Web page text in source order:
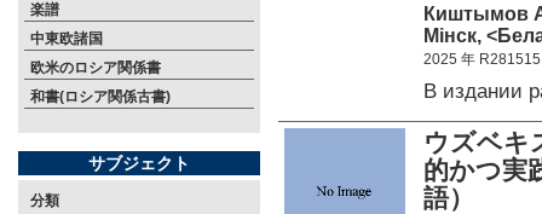
楽譜
中東欧諸国
欧米のロシア関係書
和書(ロシア関係古書)
サブジェクト
分類
Киштымов
Мiнск,
2025 年 R281515
В издании
ウズベキ
的かつ
語）